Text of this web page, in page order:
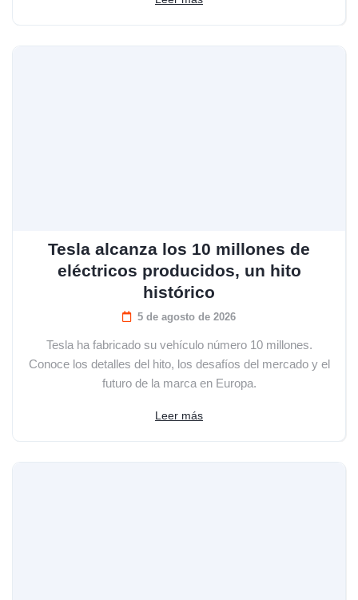
Tesla alcanza los 10 millones de
eléctricos producidos, un hito
histórico
5 de agosto de 2026
Tesla ha fabricado su vehículo número 10 millones.
Conoce los detalles del hito, los desafíos del mercado y el
futuro de la marca en Europa.
Leer más